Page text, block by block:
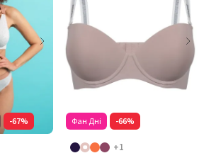
-67% Фан Дні -66%
+1